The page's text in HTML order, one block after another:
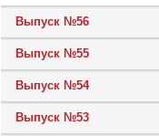
Выпуск №56
Выпуск №55
Выпуск №54
Выпуск №53